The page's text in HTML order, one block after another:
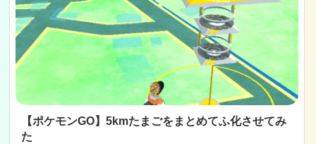
【ポケモンGO】5kmたまごをまとめてふ化させてみ
た